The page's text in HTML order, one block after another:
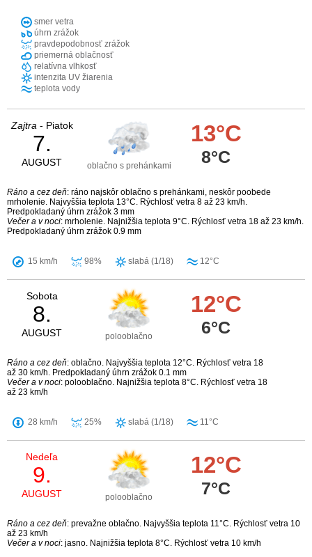
smer vetra
úhrn zrážok
pravdepodobnosť zrážok
priemerná oblačnosť
relatívna vlhkosť
intenzita UV žiarenia
teplota vody
Zajtra - Piatok
7.
AUGUST oblačno s prehánkami
13°C
8°C
Ráno a cez deň: ráno najskôr oblačno s prehánkami, neskôr poobede
mrholenie. Najvyššia teplota 13°C. Rýchlosť vetra 8 až 23 km/h.
Predpokladaný úhrn zrážok 3 mm
Večer a v noci: mrholenie. Najnižšia teplota 9°C. Rýchlosť vetra 18 až 23 km/h.
Predpokladaný úhrn zrážok 0.9 mm
15 km/h 98% slabá (1/18) 12°C
Sobota
8.
AUGUST polooblačno
12°C
6°C
Ráno a cez deň: oblačno. Najvyššia teplota 12°C. Rýchlosť vetra 18
až 30 km/h. Predpokladaný úhrn zrážok 0.1 mm
Večer a v noci: polooblačno. Najnižšia teplota 8°C. Rýchlosť vetra 18
až 23 km/h
28 km/h 25% slabá (1/18) 11°C
Nedeľa
9.
AUGUST polooblačno
12°C
7°C
Ráno a cez deň: prevažne oblačno. Najvyššia teplota 11°C. Rýchlosť vetra 10
až 23 km/h
Večer a v noci: jasno. Najnižšia teplota 8°C. Rýchlosť vetra 10 km/h